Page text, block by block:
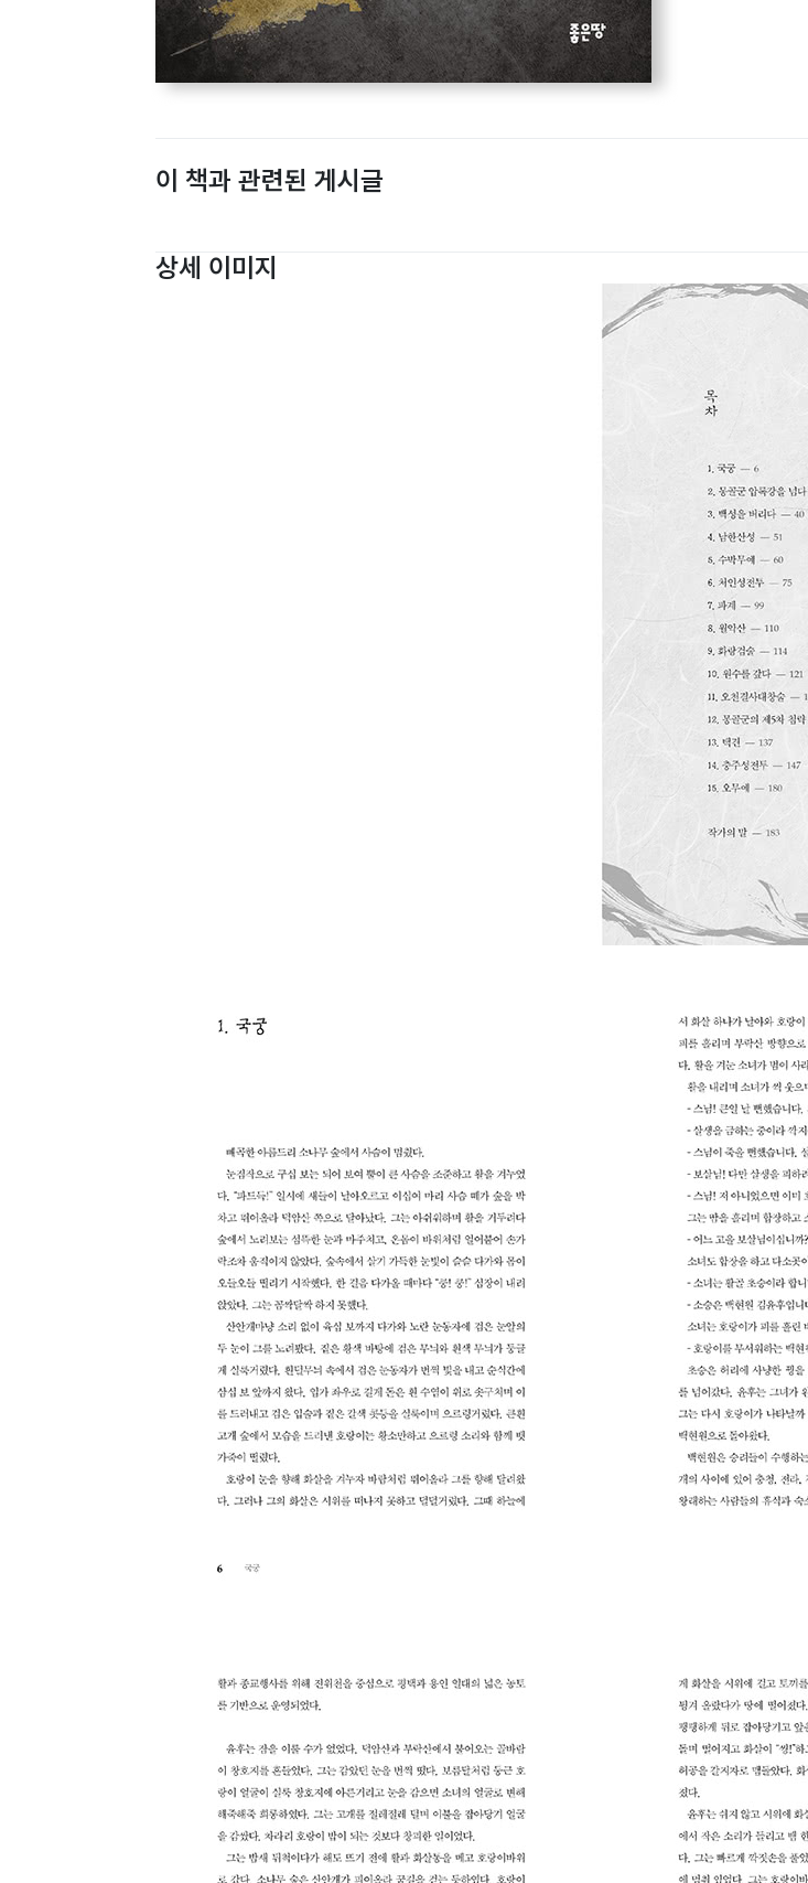
이 책과 관련된 게시글
상세 이미지